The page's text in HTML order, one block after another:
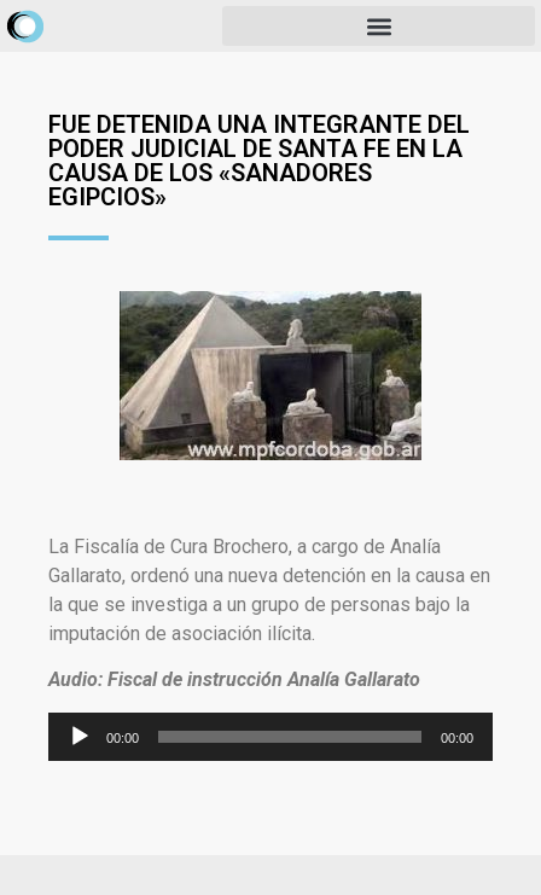
FUE DETENIDA UNA INTEGRANTE DEL
PODER JUDICIAL DE SANTA FE EN LA
CAUSA DE LOS «SANADORES
EGIPCIOS»
La Fiscalía de Cura Brochero, a cargo de Analía
Gallarato, ordenó una nueva detención en la causa en
la que se investiga a un grupo de personas bajo la
imputación de asociación ilícita.
Audio: Fiscal de instrucción Analía Gallarato
Reproductor
00:00 00:00